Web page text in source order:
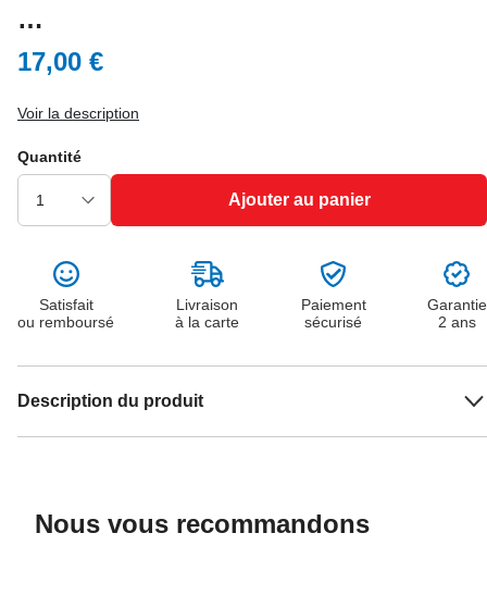
…
17,00 €
Voir la description
Quantité
Ajouter au panier
Satisfait
ou remboursé
Livraison
à la carte
Paiement
sécurisé
Garantie
2 ans
Description du produit
Nous vous recommandons